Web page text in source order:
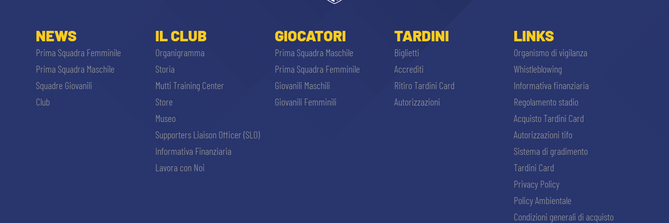
NEWS
Prima Squadra Femminile
Prima Squadra Maschile
Squadre Giovanili
Club
IL CLUB
Organigramma
Storia
Mutti Training Center
Store
Museo
Supporters Liaison Officer (SLO)
Informativa Finanziaria
Lavora con Noi
GIOCATORI
Prima Squadra Maschile
Prima Squadra Femminile
Giovanili Maschili
Giovanili Femminili
TARDINI
Biglietti
Accrediti
Ritiro Tardini Card
Autorizzazioni
LINKS
Organismo di vigilanza
Whistleblowing
Informativa finanziaria
Regolamento stadio
Acquisto Tardini Card
Autorizzazioni tifo
Sistema di gradimento
Tardini Card
Privacy Policy
Policy Ambientale
Condizioni generali di acquisto